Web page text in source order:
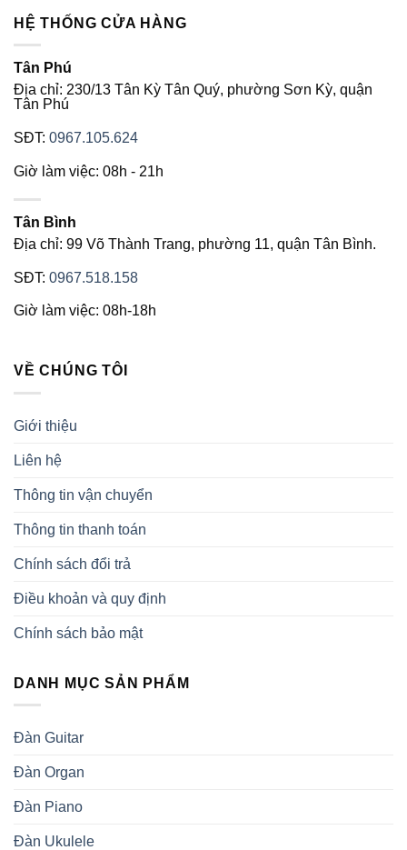
HỆ THỐNG CỬA HÀNG
Tân Phú
Địa chỉ: 230/13 Tân Kỳ Tân Quý, phường Sơn Kỳ, quận
Tân Phú
SĐT: 0967.105.624
Giờ làm việc: 08h - 21h
Tân Bình
Địa chỉ: 99 Võ Thành Trang, phường 11, quận Tân Bình.
SĐT: 0967.518.158
Giờ làm việc: 08h-18h
VỀ CHÚNG TÔI
Giới thiệu
Liên hệ
Thông tin vận chuyển
Thông tin thanh toán
Chính sách đổi trả
Điều khoản và quy định
Chính sách bảo mật
DANH MỤC SẢN PHẨM
Đàn Guitar
Đàn Organ
Đàn Piano
Đàn Ukulele